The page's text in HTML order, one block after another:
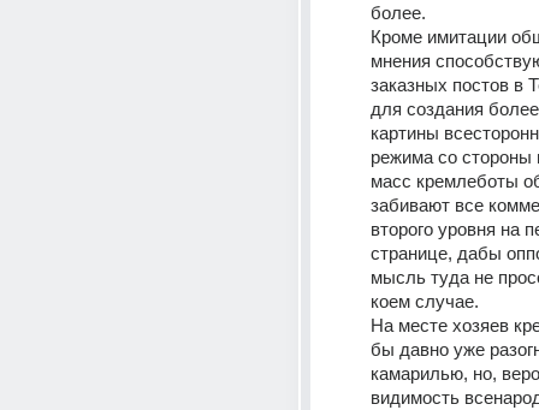
более.
Кроме имитации
мнения
заказных постов в
для создания
картины
режима со стороны
масс кремлеботы
забивают все
второго уровня на
странице, дабы
мысль туда не
коем случае.
На месте хозяев
бы давно уже
камарилью, но,
видимость